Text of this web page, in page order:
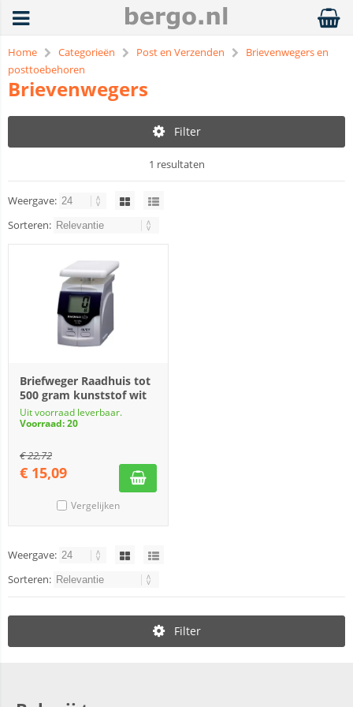
Home Categorieën Post en Verzenden
Brievenwegers en
posttoebehoren
Brievenwegers
Filter
1 resultaten
Weergave:
Sorteren:
Briefweger Raadhuis tot
500 gram kunststof wit
Uit voorraad leverbaar.
Voorraad: 20
€22,72
€ 15,09
Vergelijken
Weergave:
Sorteren:
Filter